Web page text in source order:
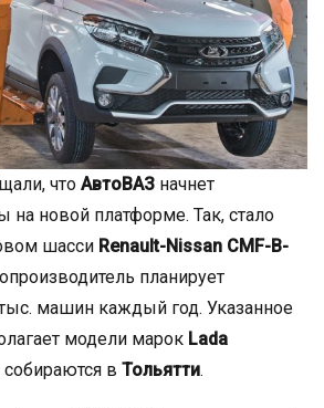
что АвтоВАЗ начнет
новой платформе. Так, стало
шасси Renault-Nissan CMF-B-
планирует
машин каждый год. Указанное
модели марок Lada
в Тольятти.